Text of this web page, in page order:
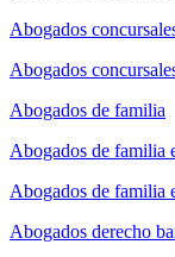
Abogados
Abogados
Abogados de familia
Abogados de familia
Abogados de familia
Abogados derecho